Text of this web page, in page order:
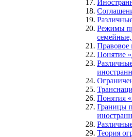
Режимы
Правовое
Понятие
Понятия
Границы
Теория